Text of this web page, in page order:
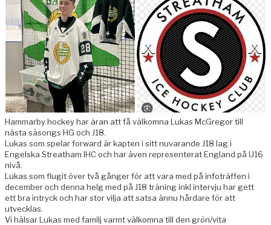
BILDGALLERI
KONTAKT
Hammarby hockey har äran att få välkomna Lukas McGregor till
nästa säsongs HG och J18.
Lukas som spelar forward är kapten i sitt nuvarande J18 lag i
Engelska Streatham IHC och har även representerat England på U16
nivå.
Lukas som flugit över två gånger för att vara med på infoträffen i
december och denna helg med på J18 träning inkl intervju har gett
ett bra intryck och har stor vilja att satsa ännu hårdare för att
utvecklas.
Vi hälsar Lukas med familj varmt välkomna till den grön/vita